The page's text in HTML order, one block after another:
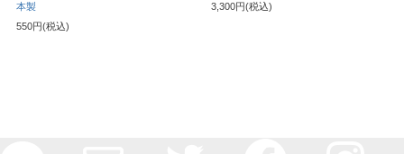
本製
550円(税込)
3,300円(税込)